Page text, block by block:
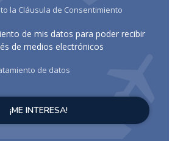
la Cláusula de Consentimiento
de mis datos para poder recibir
de medios electrónicos
de datos